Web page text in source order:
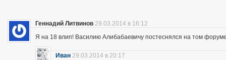
Геннадий Литвинов 29.03.2014 в 16:12
Я на 18 влип! Василию Алибабаевичу постеснялся на том
Иван 29.03.2014 в 20:17